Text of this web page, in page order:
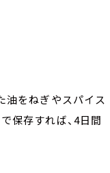
油をねぎやスパイス
保存すれば、4日間